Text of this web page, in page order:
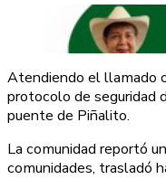
Atendiendo el llamado
protocolo de seguridad
puente de Piñalito.
La comunidad reportó
comunidades, trasladó